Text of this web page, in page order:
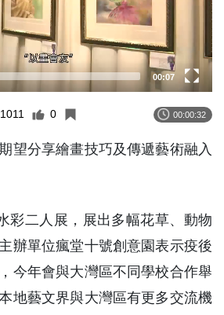
00:08
1011 0 00:00:32
望分享繪畫技巧及傳遞藝術融入
彩二人展，展出多幅花草、動物
辦單位瘋堂十號創意園表示疫後
今年會與大灣區不同學校合作舉
地藝文界與大灣區有更多交流機